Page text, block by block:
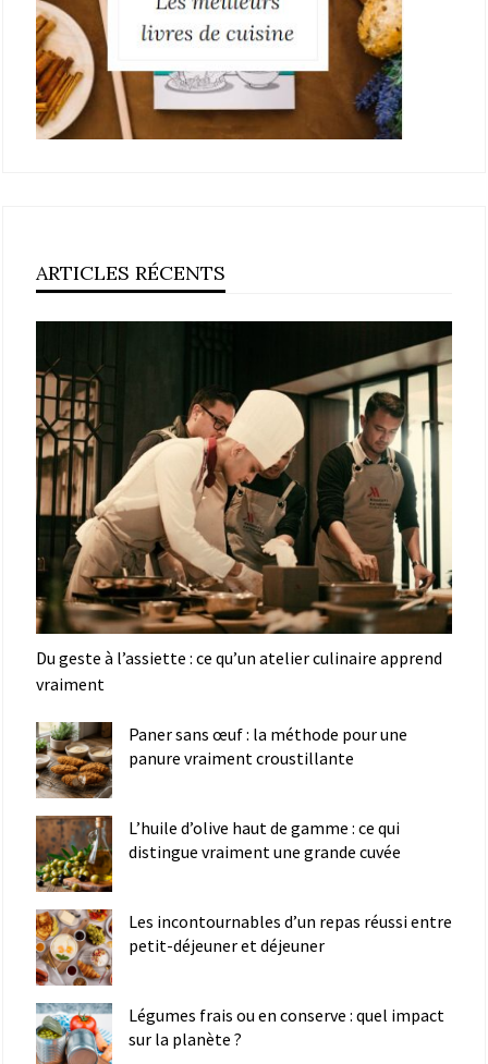
ARTICLES RÉCENTS
Du geste à l’assiette : ce qu’un atelier culinaire apprend
vraiment
Paner sans œuf : la méthode pour une
panure vraiment croustillante
L’huile d’olive haut de gamme : ce qui
distingue vraiment une grande cuvée
Les incontournables d’un repas réussi entre
petit-déjeuner et déjeuner
Légumes frais ou en conserve : quel impact
sur la planète ?